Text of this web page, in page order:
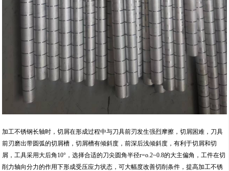
加工不锈钢长轴时，切屑在形成过程中与刀具前刃发生强烈摩擦，切屑困难，刀具
前刃磨出带圆弧的切屑槽，切屑槽有倾斜度，前深后浅倾斜度，有利于切屑和切
屑，工具采用大后角10°，选择合适的刀尖圆角半径r=o.2~0.8的大主偏角，工件在切
削力轴向分力的作用下形成受压应力状态，可大幅度改善切削条件，提高加工不锈